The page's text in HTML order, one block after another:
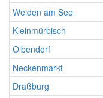
Weiden am See
Kleinmürbisch
Olbendorf
Neckenmarkt
Draßburg